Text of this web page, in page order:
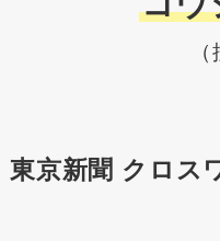
東京新聞 クロス